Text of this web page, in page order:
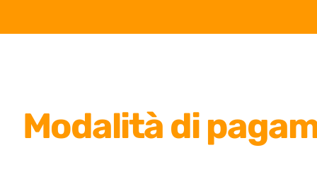
Modalità di